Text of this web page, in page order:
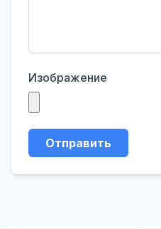
Изображение
Отправить